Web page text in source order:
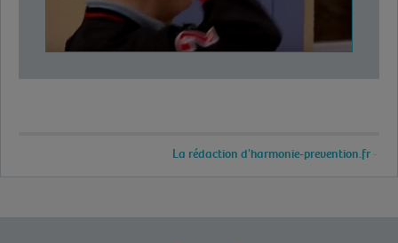
La rédaction d'harmonie-prevention.fr